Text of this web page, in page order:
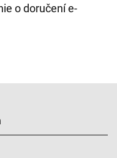
o doručení e-